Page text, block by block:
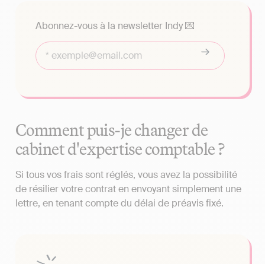
Abonnez-vous à la newsletter Indy 💌
Comment puis-je changer de
cabinet d'expertise comptable ?
Si tous vos frais sont réglés, vous avez la possibilité
de résilier votre contrat en envoyant simplement une
lettre, en tenant compte du délai de préavis fixé.